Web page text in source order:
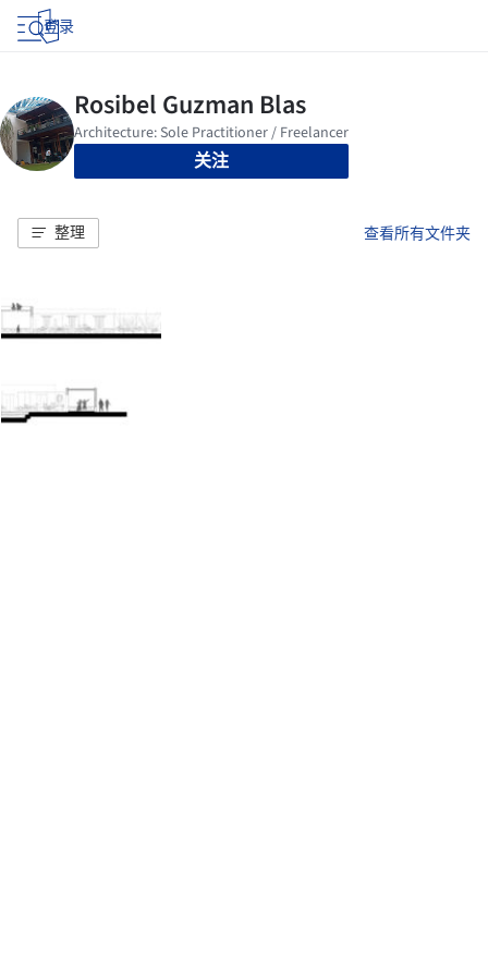
登录
关注
整理 查看所有文件夹